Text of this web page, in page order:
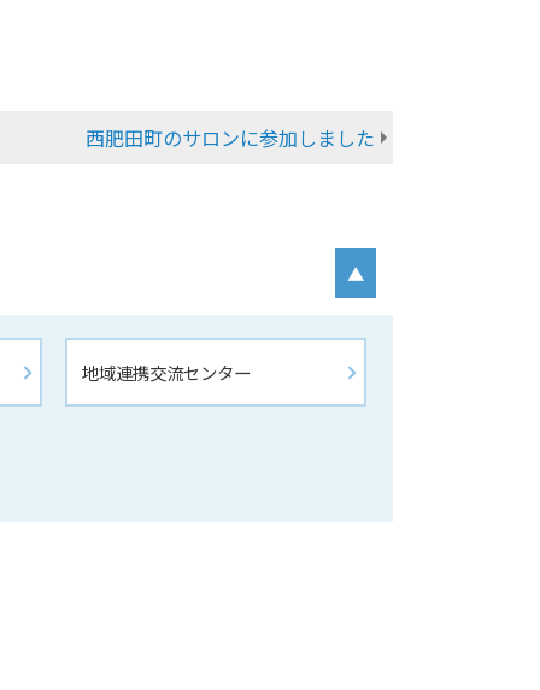
西肥田町のサロンに参加しました
▲
地域連携交流センター